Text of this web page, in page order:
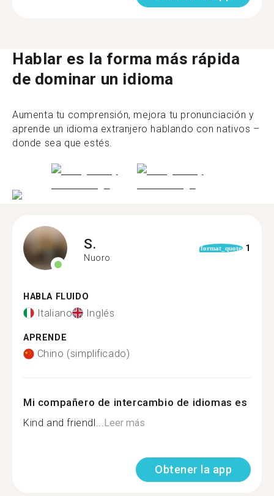
Hablar es la forma más rápida
de dominar un idioma
Aumenta tu comprensión, mejora tu pronunciación y
aprende un idioma extranjero hablando con nativos –
donde sea que estés.
S.
Nuoro
format_quote 1
HABLA FLUIDO
Italiano Inglés
APRENDE
Chino (simplificado)
Mi compañero de intercambio de idiomas es
Kind and friendl...Leer más
Obtener la app